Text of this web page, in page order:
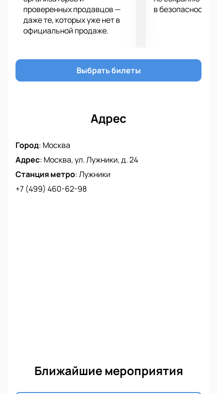
равном бою за право называться победителем.
Поддержите игроков своим присутствием и
поболейте за них с трибун. им нужна ваша
энергетику и непередаваемые эмоции. Сделайте
свое лето незабываемым, купив билеты на матч
России - Япония, который пройдет уже 23 августа!
проверенных продавцов —
даже те, которых уже нет в
официальной продаже.
в безопасности.
Выбрать билеты
Адрес
Город: Москва
Адрес: Москва, ул. Лужники, д. 24
Станция метро:Лужники
+7 (499) 460-62-98
Ближайшие мероприятия